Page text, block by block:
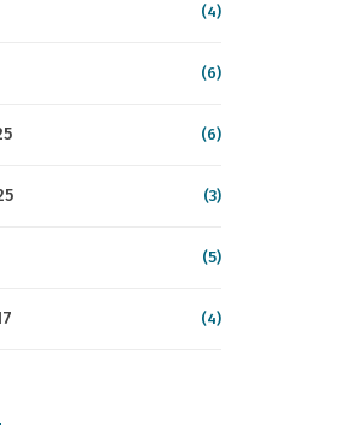
(4)
(6)
(6)
(3)
(5)
(4)